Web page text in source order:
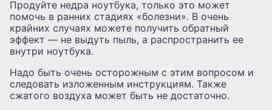
Продуйте недра ноутбука, только это может
помочь в ранних стадиях «болезни». В очень
крайних случаях можете получить обратный
эффект — не выдуть пыль, а распространить ее
внутри ноутбука.
Надо быть очень осторожным с этим вопросом и
следовать изложенным инструкциям. Также
сжатого воздуха может быть не достаточно.